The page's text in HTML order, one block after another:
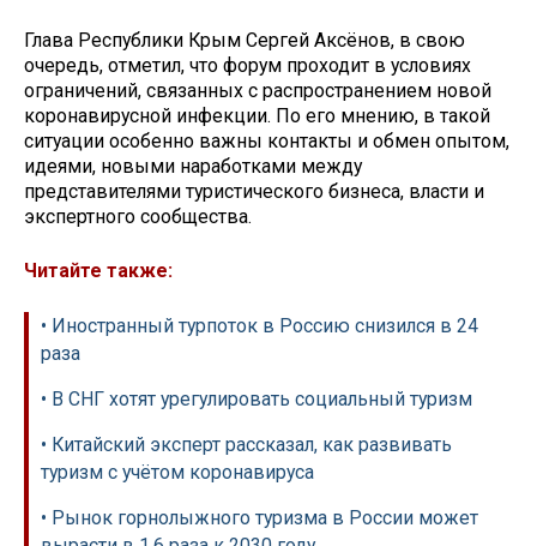
Глава Республики Крым Сергей Аксёнов, в свою
очередь, отметил, что форум проходит в условиях
ограничений, связанных с распространением новой
коронавирусной инфекции. По его мнению, в такой
ситуации особенно важны контакты и обмен опытом,
идеями, новыми наработками между
представителями туристического бизнеса, власти и
экспертного сообщества.
Читайте также:
• Иностранный турпоток в Россию снизился в 24
раза
• В СНГ хотят урегулировать социальный туризм
• Китайский эксперт рассказал, как развивать
туризм с учётом коронавируса
• Рынок горнолыжного туризма в России может